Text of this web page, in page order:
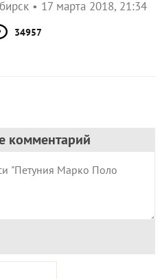
17 марта 2018, 21:34
34957
комментарий